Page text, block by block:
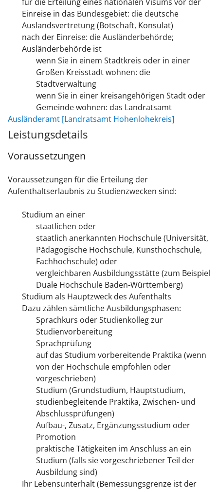
Einreise in das Bundesgebiet: die deutsche
Auslandsvertretung (Botschaft, Konsulat)
nach der Einreise: die Ausländerbehörde;
Ausländerbehörde ist
wenn Sie in einem Stadtkreis oder in einer
Großen Kreisstadt wohnen: die
Stadtverwaltung
wenn Sie in einer kreisangehörigen Stadt oder
Gemeinde wohnen: das Landratsamt
Ausländeramt [Landratsamt Hohenlohekreis]
Leistungsdetails
Voraussetzungen
Voraussetzungen für die Erteilung der
Aufenthaltserlaubnis zu Studienzwecken sind:
Studium an einer
staatlichen oder
staatlich anerkannten Hochschule(Universität,
Pädagogische Hochschule, Kunsthochschule,
Fachhochschule) oder
vergleichbaren Ausbildungsstätte(zum Beispiel
Duale Hochschule Baden-Württemberg)
Studium als Hauptzweck des Aufenthalts
Dazu zählen sämtliche Ausbildungsphasen:
Sprachkurs oder Studienkolleg zur
Studienvorbereitung
Sprachprüfung
auf das Studium vorbereitende Praktika (wenn
von der Hochschule empfohlen oder
vorgeschrieben)
Studium (Grundstudium, Hauptstudium,
studienbegleitende Praktika, Zwischen- und
Abschlussprüfungen)
Aufbau-, Zusatz, Ergänzungsstudium oder
Promotion
praktische Tätigkeiten im Anschluss an ein
Studium (falls sie vorgeschriebener Teil der
Ausbildung sind)
Ihr Lebensunterhalt(Bemessungsgrenze ist der